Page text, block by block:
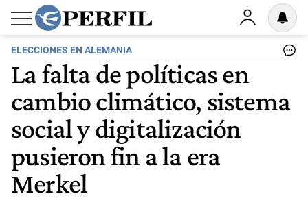
ELECCIONES EN ALEMANIA
La falta de políticas en
cambio climático, sistema
social y digitalización
pusieron fin a la era
Merkel